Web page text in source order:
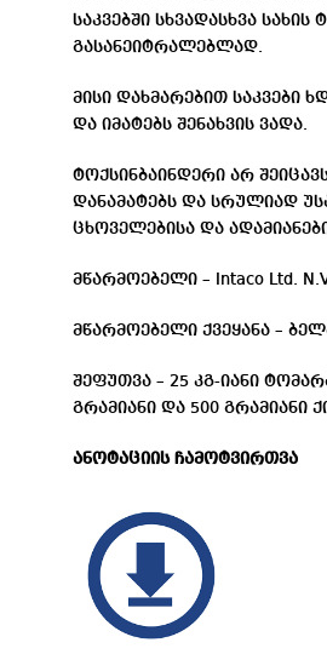
საკვებში სხვადასხვა სახის
გასანეიტრალებლად.
მისი დახმარებით საკვები
და იმატებს შენახვის ვადა.
ტოქსინბაინდერი არ
დანამატებს და სრულიად
ცხოველებისა და
მწარმოებელი – Intaco Ltd.
მწარმოებელი ქვეყანა –
შეფუთვა – 25 კგ-იანი
გრამიანი და 500 გრამიანი
ანოტაციის ჩამოტვირთვა